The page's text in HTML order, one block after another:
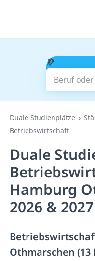
Beruf oder
Duale Studienplätze
Betriebswirtschaft
Duale
Hamburg
2026 & 2027
Othmarschen (13